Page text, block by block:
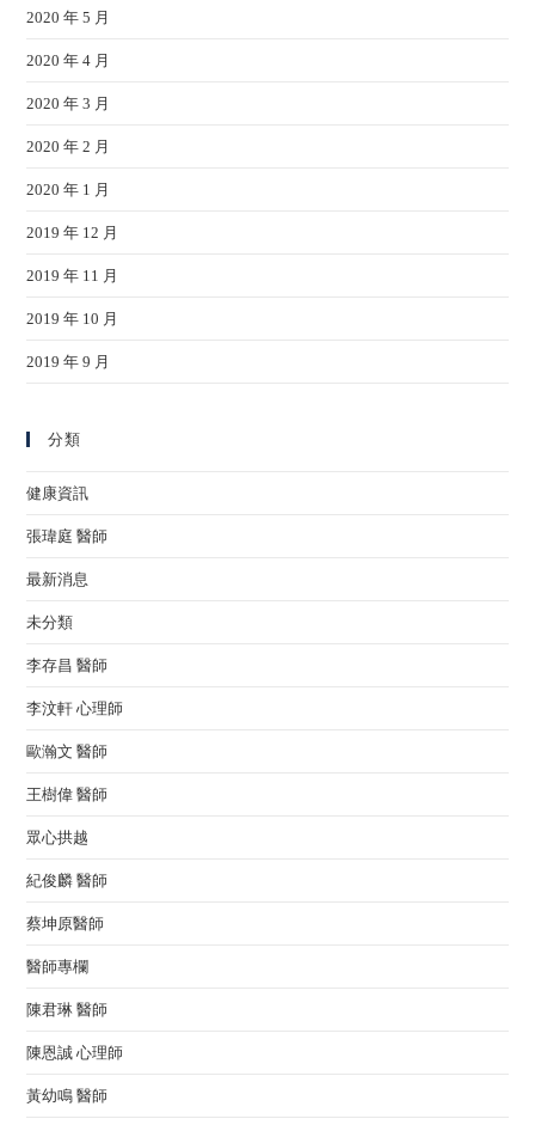
2020 年 5 月
2020 年 4 月
2020 年 3 月
2020 年 2 月
2020 年 1 月
2019 年 12 月
2019 年 11 月
2019 年 10 月
2019 年 9 月
分類
健康資訊
張瑋庭 醫師
最新消息
未分類
李存昌 醫師
李汶軒 心理師
歐瀚文 醫師
王樹偉 醫師
眾心拱越
紀俊麟 醫師
蔡坤原醫師
醫師專欄
陳君琳 醫師
陳恩誠 心理師
黃幼鳴 醫師